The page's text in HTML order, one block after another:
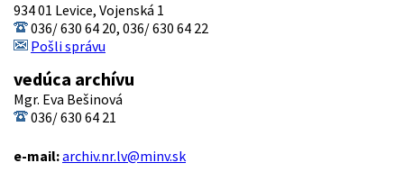
934 01 Levice, Vojenská 1
036/ 630 64 20, 036/ 630 64 22
Pošli správu
vedúca archívu
Mgr. Eva Bešinová
036/ 630 64 21
e-mail:archiv.nr.lv@minv.sk